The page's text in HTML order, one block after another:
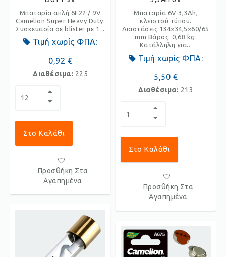
Μπαταρία απλή 6F22 / 9V
Camelion Super Heavy Duty.
Συσκευασία σε blister με 1...
Τιμή χωρίς ΦΠΑ:
0,92 €
Διαθέσιμα: 225
Στο Καλάθι
Προσθήκη Στα
Αγαπημένα
Μπαταρία 6V 3,3Ah,
κλειστού τύπου.
Διαστάσεις:134×34,5×60/65
mm Βάρος: 0,68 kg.
Κατάλληλη για...
Τιμή χωρίς ΦΠΑ:
5,50 €
Διαθέσιμα: 213
Στο Καλάθι
Προσθήκη Στα
Αγαπημένα